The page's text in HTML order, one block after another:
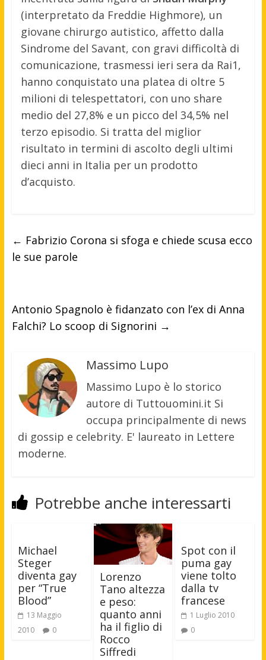
(interpretato da Freddie Highmore), un
giovane chirurgo autistico, affetto dalla
Sindrome del Savant, con gravi difficoltà di
comunicazione, trasmessi ieri sera da Rai1,
hanno conquistato una platea di oltre 5
milioni di telespettatori, con uno share
medio del 27,8% e un picco del 34,5% nel
terzo episodio. Si tratta del miglior
risultato in termini di ascolto degli ultimi
dieci anni in Italia per un prodotto
d’acquisto.
← Fabrizio Corona si sfoga e chiede scusa ecco
le sue parole
Antonio Spagnolo è fidanzato con l’ex di Anna
Falchi? Lo scoop di Signorini →
Massimo Lupo
Massimo Lupo è lo storico
autore di Tuttouomini.it Si
occupa principalmente di news
di gossip e celebrity. E' laureato in Lettere
moderne.
Potrebbe anche interessarti
Michael
Steger
diventa gay
per “True
Blood”
13 Maggio
2010
0
Lorenzo
Tano altezza
e peso:
quanto anni
ha il figlio di
Rocco
Siffredi
Spot con il
puma gay
viene tolto
dalla tv
francese
1 Luglio 2010
0